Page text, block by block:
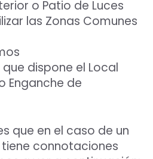
o Patio de Luces
las Zonas Comunes
dispone el Local
Enganche de
que en el caso de un
tiene connotaciones